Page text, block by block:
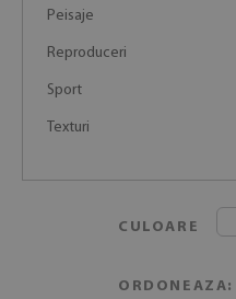
Peisaje
Reproduceri
Sport
Texturi
CULOARE
ORDONEAZA: